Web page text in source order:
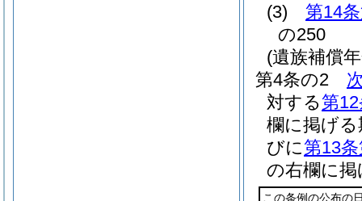
(3)
第14
の250
(遺族補償
第4条の2
対する第
欄に掲げ
びに第13
の右欄に
この条例の公布の